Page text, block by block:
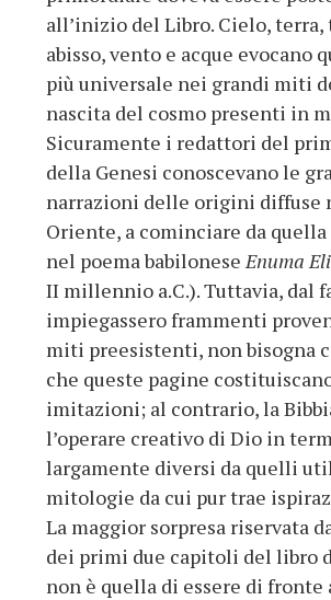
all’inizio del Libro. Cielo, terra,
abisso, vento e acque evocano
più universale nei grandi miti
nascita del cosmo presenti in
Sicuramente i redattori del
della Genesi conoscevano le
narrazioni delle origini diffuse
Oriente, a cominciare da
nel poema babiloneseEnuma
II millennio a.C.). Tuttavia, dal
impiegassero frammenti
miti preesistenti, non bisogna
che queste pagine
imitazioni; al contrario, la
l’operare creativo di Dio in
largamente diversi da quelli
mitologie da cui pur trae
La maggior sorpresa riservata
dei primi due capitoli del libro
non è quella di essere di fronte